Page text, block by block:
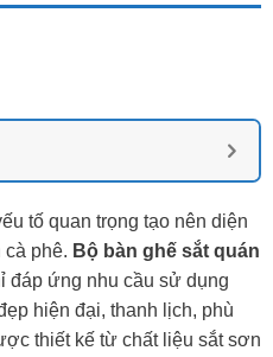
tố quan trọng tạo nên diện
cà phê. Bộ bàn ghế sắt quán
đáp ứng nhu cầu sử dụng
hiện đại, thanh lịch, phù
thiết kế từ chất liệu sắt sơn